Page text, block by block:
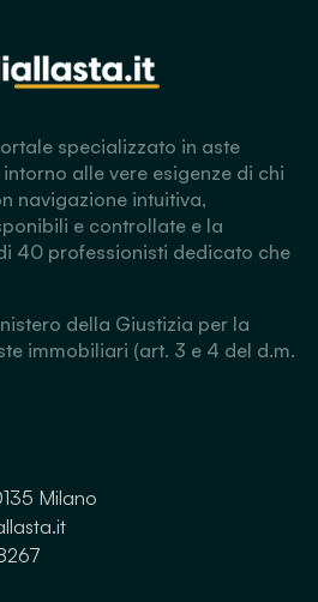
specializzato in aste
alle vere esigenze di chi
navigazione intuitiva,
e controllate e la
40 professionisti dedicato che
della Giustizia per la
immobiliari (art. 3 e 4 del d.m.
Milano